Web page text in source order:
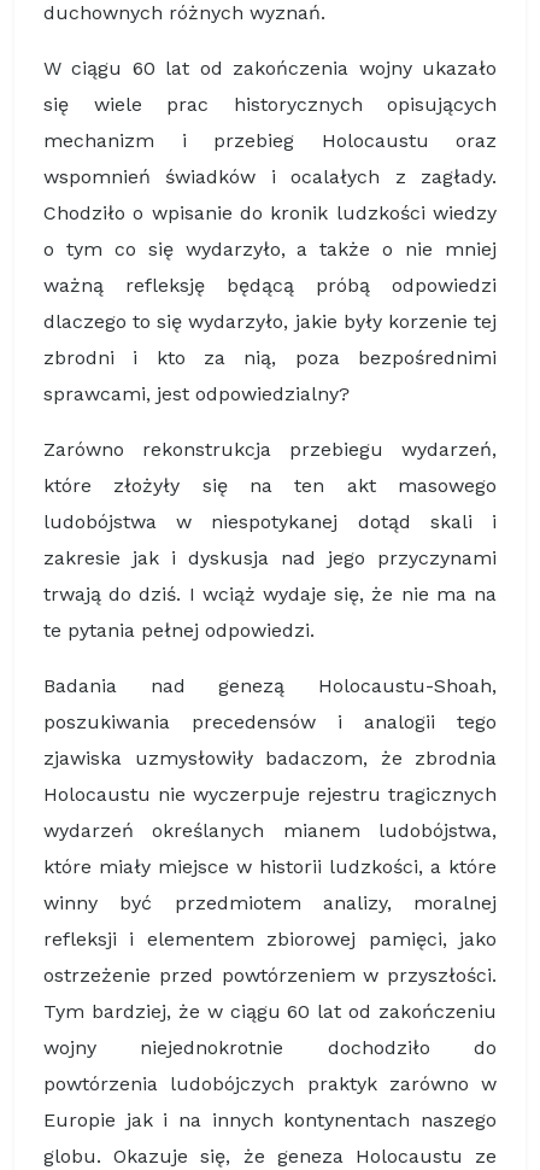
duchownych różnych wyznań.
W ciągu 60 lat od zakończenia wojny ukazało
się wiele prac historycznych opisujących
mechanizm i przebieg Holocaustu oraz
wspomnień świadków i ocalałych z zagłady.
Chodziło o wpisanie do kronik ludzkości wiedzy
o tym co się wydarzyło, a także o nie mniej
ważną refleksję będącą próbą odpowiedzi
dlaczego to się wydarzyło, jakie były korzenie tej
zbrodni i kto za nią, poza bezpośrednimi
sprawcami, jest odpowiedzialny?
Zarówno rekonstrukcja przebiegu wydarzeń,
które złożyły się na ten akt masowego
ludobójstwa w niespotykanej dotąd skali i
zakresie jak i dyskusja nad jego przyczynami
trwają do dziś. I wciąż wydaje się, że nie ma na
te pytania pełnej odpowiedzi.
Badania nad genezą Holocaustu-Shoah,
poszukiwania precedensów i analogii tego
zjawiska uzmysłowiły badaczom, że zbrodnia
Holocaustu nie wyczerpuje rejestru tragicznych
wydarzeń określanych mianem ludobójstwa,
które miały miejsce w historii ludzkości, a które
winny być przedmiotem analizy, moralnej
refleksji i elementem zbiorowej pamięci, jako
ostrzeżenie przed powtórzeniem w przyszłości.
Tym bardziej, że w ciągu 60 lat od zakończeniu
wojny niejednokrotnie dochodziło do
powtórzenia ludobójczych praktyk zarówno w
Europie jak i na innych kontynentach naszego
globu. Okazuje się, że geneza Holocaustu ze